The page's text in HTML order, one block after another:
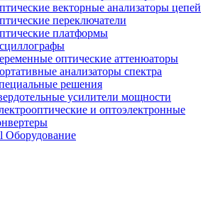
векторные анализаторы цепей
переключатели
платформы
оптические аттенюаторы
анализаторы спектра
решения
усилители мощности
и оптоэлектронные
Оборудование